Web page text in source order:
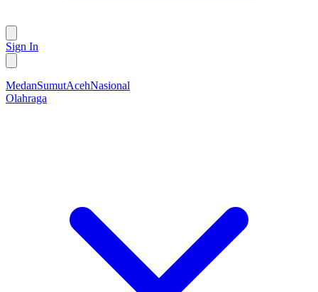
Sign In
MedanSumutAcehNasional
Olahraga